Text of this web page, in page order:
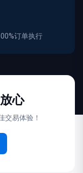
订单执行
心
交易体验！